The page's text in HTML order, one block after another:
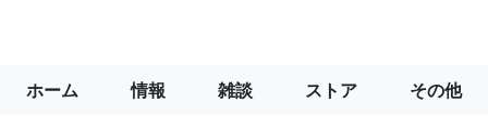
ホーム 情報 雑談 ストア その他